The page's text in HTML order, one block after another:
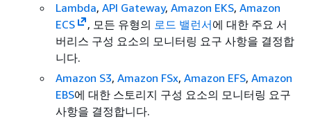
Lambda, API Gateway, Amazon EKS, Amazon
ECS
, 모든 유형의 로드 밸런서에 대한 주요 서
버리스 구성 요소의 모니터링 요구 사항을 결정합
니다.
Amazon S3, Amazon FSx, Amazon EFS, Amazon
EBS에 대한 스토리지 구성 요소의 모니터링 요구
사항을 결정합니다.